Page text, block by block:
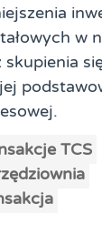
w
skupienia
TCS